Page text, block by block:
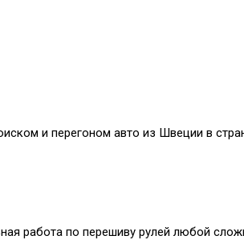
и перегоном авто из Швеции в
работа по перешиву рулей любой